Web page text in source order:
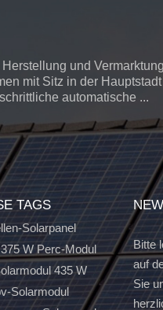
und
mit Sitz in der
automatische ...
TAGS
Solarpanel
W Perc-Modul
435 W
Solarmodul
Bitte
auf
Sie